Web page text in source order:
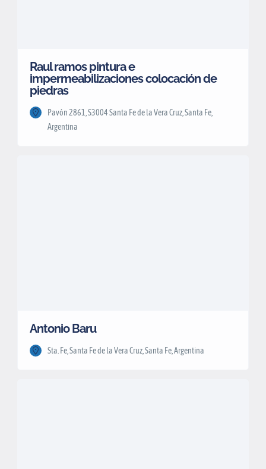
Raul ramos pintura e
impermeabilizaciones colocación de
piedras
Pavón 2861, S3004 Santa Fe de la Vera Cruz, Santa Fe,
Argentina
Antonio Baru
Sta. Fe, Santa Fe de la Vera Cruz, Santa Fe, Argentina